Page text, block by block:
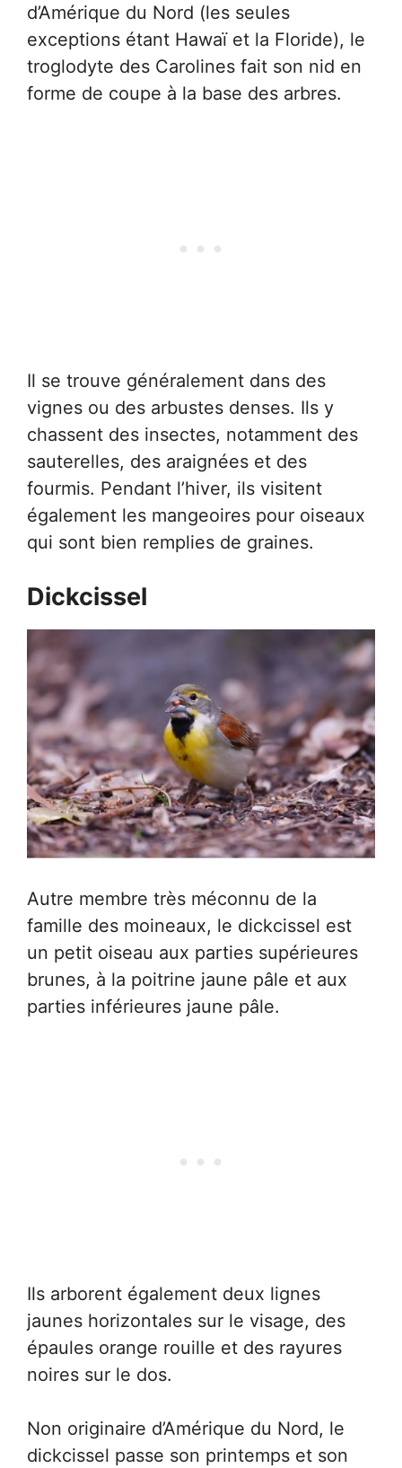
d’Amérique du Nord (les seules
exceptions étant Hawaï et la Floride), le
troglodyte des Carolines fait son nid en
forme de coupe à la base des arbres.
Il se trouve généralement dans des
vignes ou des arbustes denses. Ils y
chassent des insectes, notamment des
sauterelles, des araignées et des
fourmis. Pendant l’hiver, ils visitent
également les mangeoires pour oiseaux
qui sont bien remplies de graines.
Dickcissel
Autre membre très méconnu de la
famille des moineaux, le dickcissel est
un petit oiseau aux parties supérieures
brunes, à la poitrine jaune pâle et aux
parties inférieures jaune pâle.
Ils arborent également deux lignes
jaunes horizontales sur le visage, des
épaules orange rouille et des rayures
noires sur le dos.
Non originaire d’Amérique du Nord, le
dickcissel passe son printemps et son